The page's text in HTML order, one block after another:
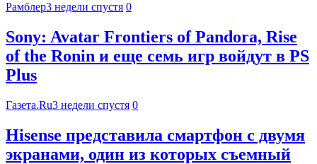
Рамблер3 недели спустя 0
Sony: Avatar Frontiers of Pandora, Rise
of the Ronin и еще семь игр войдут в PS
Plus
Газета.Ru3 недели спустя 0
Hisense представила смартфон с двумя
экранами, один из которых съемный